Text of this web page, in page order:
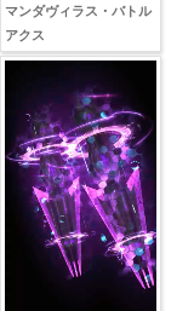
マンダヴィラス・バトル
アクス